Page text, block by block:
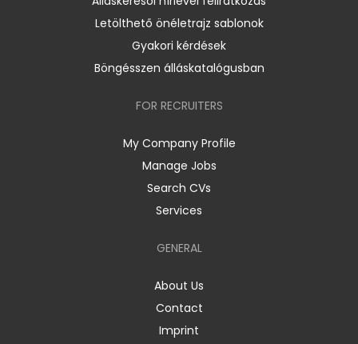
Letölthető önéletrajz sablonok
Gyakori kérdések
Böngésszen álláskatalógusban
FOR RECRUITERS
My Company Profile
Manage Jobs
Search CVs
Services
GENERAL
About Us
Contact
Imprint